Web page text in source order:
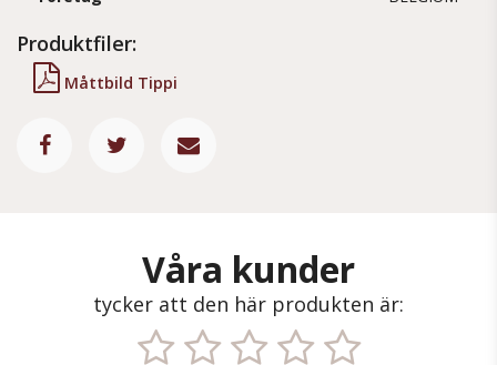
Produktfiler:
Måttbild Tippi
Våra kunder
tycker att den här produkten är: